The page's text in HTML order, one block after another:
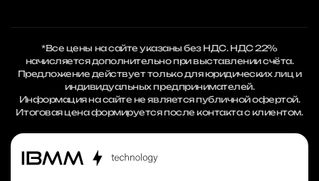
*Все цены на сайте указаны без НДС. НДС 22%
начисляется дополнительно при выставлении счёта.
Предложение действует только для юридических лиц и
индивидуальных предпринимателей.
Информация на сайте не является публичной офертой.
Итоговая цена формируется после контакта с клиентом.